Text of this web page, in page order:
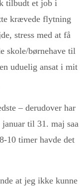
tilbudt et job i
krævede flytning
stress med at få
skole/børnehave til
uduelig ansat i mit
– derudover har
til 31. maj saa
10 timer havde det
at jeg ikke kunne